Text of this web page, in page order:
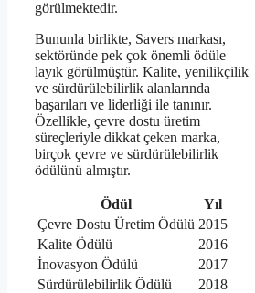
görülmektedir.
Bununla birlikte, Savers markası,
sektöründe pek çok önemli ödüle
layık görülmüştür. Kalite, yenilikçilik
ve sürdürülebilirlik alanlarında
başarıları ve liderliği ile tanınır.
Özellikle, çevre dostu üretim
süreçleriyle dikkat çeken marka,
birçok çevre ve sürdürülebilirlik
ödülünü almıştır.
Ödül
Yıl
Çevre Dostu Üretim Ödülü 2015
Kalite Ödülü
2016
İnovasyon Ödülü
2017
Sürdürülebilirlik Ödülü
2018